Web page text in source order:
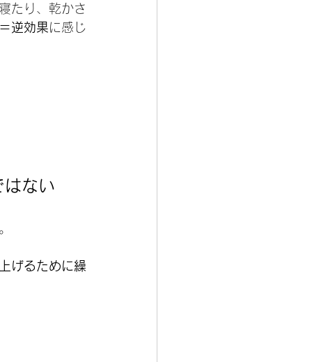
たり、乾かさ
逆効果に感じ
はない
げるために繰